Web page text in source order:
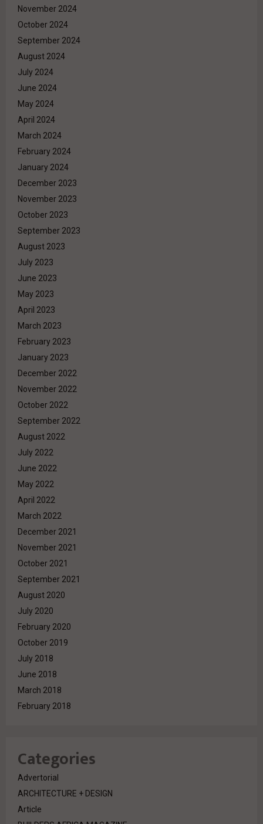
November 2024
October 2024
September 2024
August 2024
July 2024
June 2024
May 2024
April 2024
March 2024
February 2024
January 2024
December 2023
November 2023
October 2023
September 2023
August 2023
July 2023
June 2023
May 2023
April 2023
March 2023
February 2023
January 2023
December 2022
November 2022
October 2022
September 2022
August 2022
July 2022
June 2022
May 2022
April 2022
March 2022
December 2021
November 2021
October 2021
September 2021
August 2020
July 2020
February 2020
October 2019
July 2018
June 2018
March 2018
February 2018
Categories
Advertorial
ARCHITECTURE + DESIGN
Article